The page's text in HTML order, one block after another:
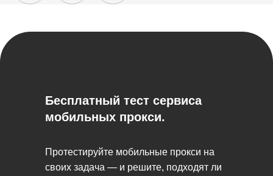
Протестируйте мобильные прокси на
своих задача — и решите, подходят ли
Бесплатный тест сервиса
мобильных прокси.